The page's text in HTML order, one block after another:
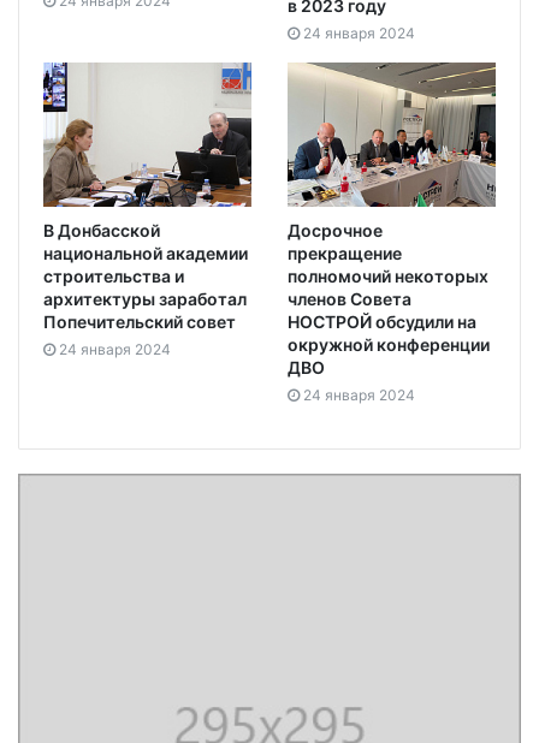
в 2023 году
24 января 2024
В Донбасской
национальной академии
строительства и
архитектуры заработал
Попечительский совет
24 января 2024
Досрочное
прекращение
полномочий некоторых
членов Совета
НОСТРОЙ обсудили на
окружной конференции
ДВО
24 января 2024